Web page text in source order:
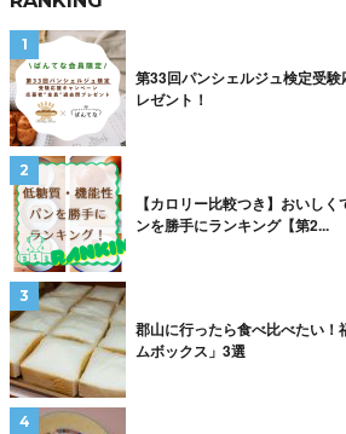
第33回パンシェルジュ検定受
レゼント！
【カロリー比較つき】おいし
ンを勝手にランキング【第2...
郡山に行ったら食べ比べたい
ムボックス」3選